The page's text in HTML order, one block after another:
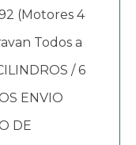
(Motores 4
Todos a
/ 6
ENVIO
DE